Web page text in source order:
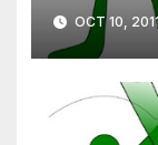
OCT 10, 2011